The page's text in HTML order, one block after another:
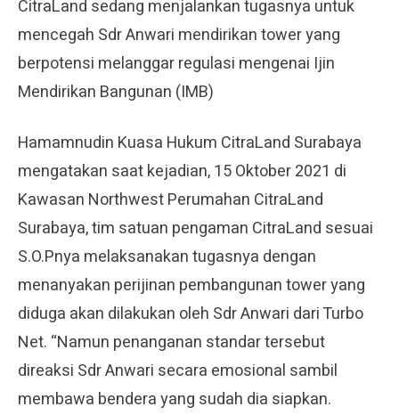
CitraLand sedang menjalankan tugasnya untuk
mencegah Sdr Anwari mendirikan tower yang
berpotensi melanggar regulasi mengenai Ijin
Mendirikan Bangunan (IMB)
Hamamnudin Kuasa Hukum CitraLand Surabaya
mengatakan saat kejadian, 15 Oktober 2021 di
Kawasan Northwest Perumahan CitraLand
Surabaya, tim satuan pengaman CitraLand sesuai
S.O.Pnya melaksanakan tugasnya dengan
menanyakan perijinan pembangunan tower yang
diduga akan dilakukan oleh Sdr Anwari dari Turbo
Net. “Namun penanganan standar tersebut
direaksi Sdr Anwari secara emosional sambil
membawa bendera yang sudah dia siapkan.